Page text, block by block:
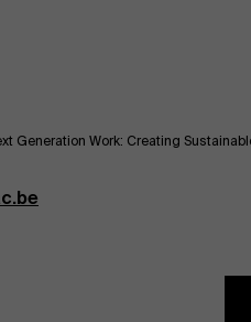
Generation Work: Creating